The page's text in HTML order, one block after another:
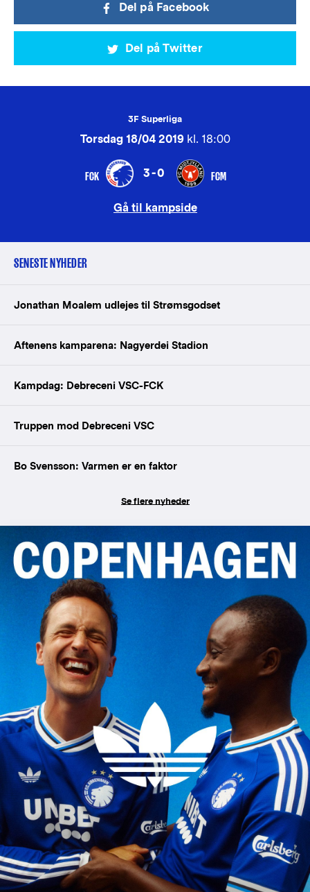
Del på Facebook
Del på Twitter
3F Superliga
Torsdag 18/04 2019kl. 18:00
FCK 3-0 FCM
Gå til kampside
SENESTE NYHEDER
Jonathan Moalem udlejes til Strømsgodset
Aftenens kamparena: Nagyerdei Stadion
Kampdag: Debreceni VSC-FCK
Truppen mod Debreceni VSC
Bo Svensson: Varmen er en faktor
Se flere nyheder